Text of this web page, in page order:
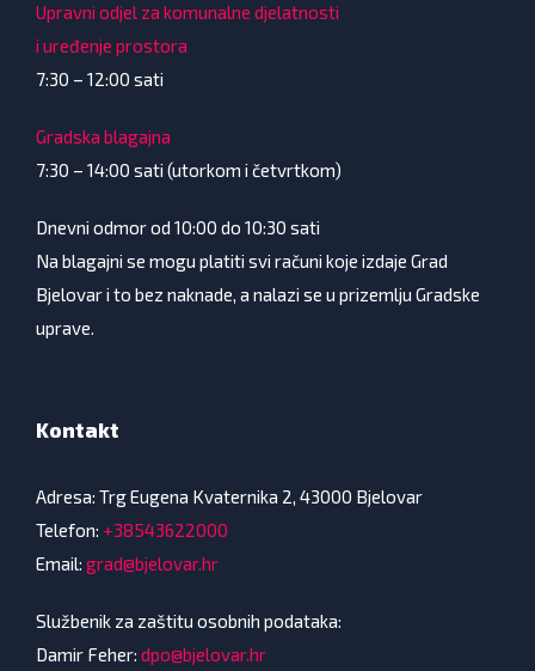
Upravni odjel za komunalne djelatnosti
i uređenje prostora
7:30 – 12:00 sati
Gradska blagajna
7:30 – 14:00 sati (utorkom i četvrtkom)
Dnevni odmor od 10:00 do 10:30 sati
Na blagajni se mogu platiti svi računi koje izdaje Grad
Bjelovar i to bez naknade, a nalazi se u prizemlju Gradske
uprave.
Kontakt
Adresa: Trg Eugena Kvaternika 2, 43000 Bjelovar
Telefon: +38543622000
Email: grad@bjelovar.hr
Službenik za zaštitu osobnih podataka:
Damir Feher: dpo@bjelovar.hr